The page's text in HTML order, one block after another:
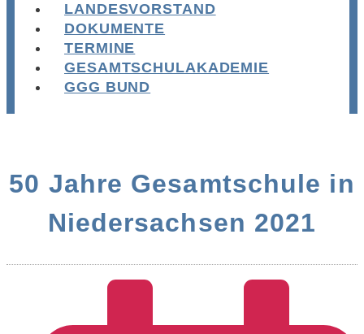
LANDESVORSTAND
DOKUMENTE
TERMINE
GESAMTSCHULAKADEMIE
GGG BUND
50 Jahre Gesamtschule in
Niedersachsen 2021